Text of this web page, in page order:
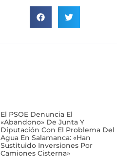
El PSOE Denuncia El
«abandono» De Junta Y
Diputación Con El Problema Del
Agua En Salamanca: «Han
Sustituido Inversiones Por
Camiones Cisterna»